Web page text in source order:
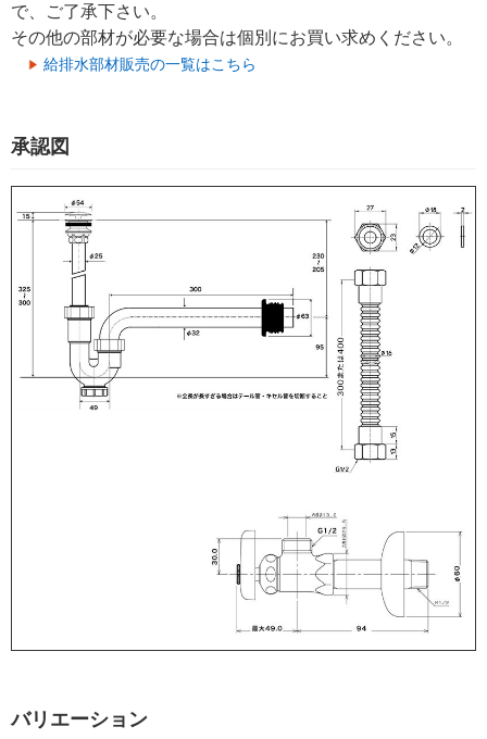
で、ご了承下さい。
その他の部材が必要な場合は個別にお買い求めください。
給排水部材販売の一覧はこちら
承認図
バリエーション